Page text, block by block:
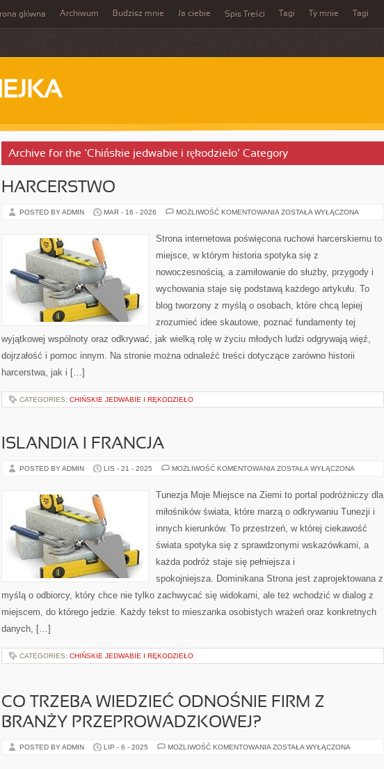
główna Archiwum Budzisz mnie Ja ciebie Spis Treści Tagi Ty mnie Tagi
Archive for the ‘Chińskie jedwabie i rękodzieło’ Category
HARCERSTWO
POSTED BY ADMIN MAR - 16 - 2026 MOŻLIWOŚĆ KOMENTOWANIA HARCERSTWO
ZOSTAŁA WYŁĄCZONA
Strona internetowa poświęcona ruchowi harcerskiemu to
miejsce, w którym historia spotyka się z
nowoczesnością, a zamiłowanie do służby, przygody i
wychowania staje się podstawą każdego artykułu. To
blog tworzony z myślą o osobach, które chcą lepiej
zrozumieć idee skautowe, poznać fundamenty tej
wyjątkowej wspólnoty oraz odkrywać, jak wielką rolę w życiu młodych ludzi odgrywają więź,
dojrzałość i pomoc innym. Na stronie można odnaleźć treści dotyczące zarówno historii
harcerstwa, jak i […]
CATEGORIES: CHIŃSKIE JEDWABIE I RĘKODZIEŁO
ISLANDIA I FRANCJA
POSTED BY ADMIN LIS - 21 - 2025 MOŻLIWOŚĆ KOMENTOWANIA ISLANDIA
ZOSTAŁA WYŁĄCZONA
Tunezja Moje Miejsce na Ziemi to portal podróżniczy dla
miłośników świata, które marzą o odkrywaniu Tunezji i
innych kierunków. To przestrzeń, w której ciekawość
świata spotyka się z sprawdzonymi wskazówkami, a
każda podróż staje się pełniejsza i
spokojniejsza. Dominikana Strona jest zaprojektowana z
myślą o odbiorcy, który chce nie tylko zachwycać się widokami, ale też wchodzić w dialog z
miejscem, do którego jedzie. Każdy tekst to mieszanka osobistych wrażeń oraz konkretnych
danych, […]
CATEGORIES: CHIŃSKIE JEDWABIE I RĘKODZIEŁO
CO TRZEBA WIEDZIEĆ ODNOŚNIE FIRM Z
BRANŻY PRZEPROWADZKOWEJ?
POSTED BY ADMIN LIP - 6 - 2025 MOŻLIWOŚĆ KOMENTOWANIA CO
ZOSTAŁA WYŁĄCZONA